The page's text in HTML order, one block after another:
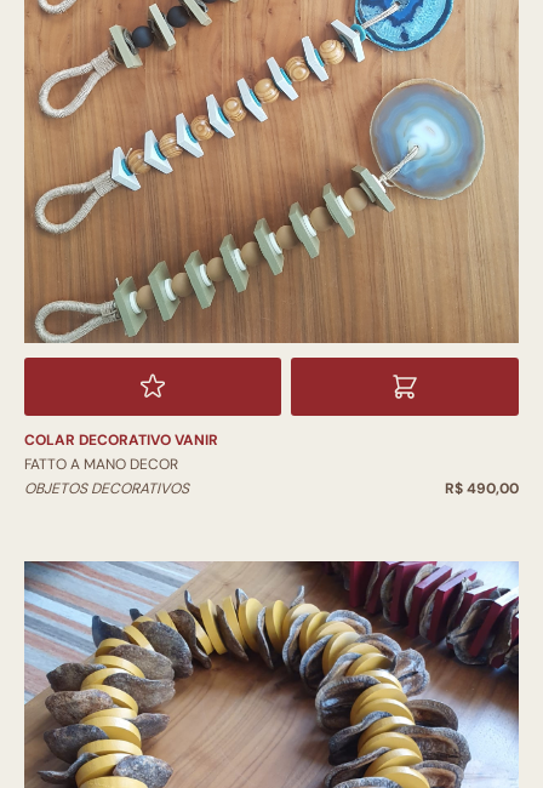
COLAR DECORATIVO VANIR
FATTO A MANO DECOR
OBJETOS DECORATIVOS
R$ 490,00